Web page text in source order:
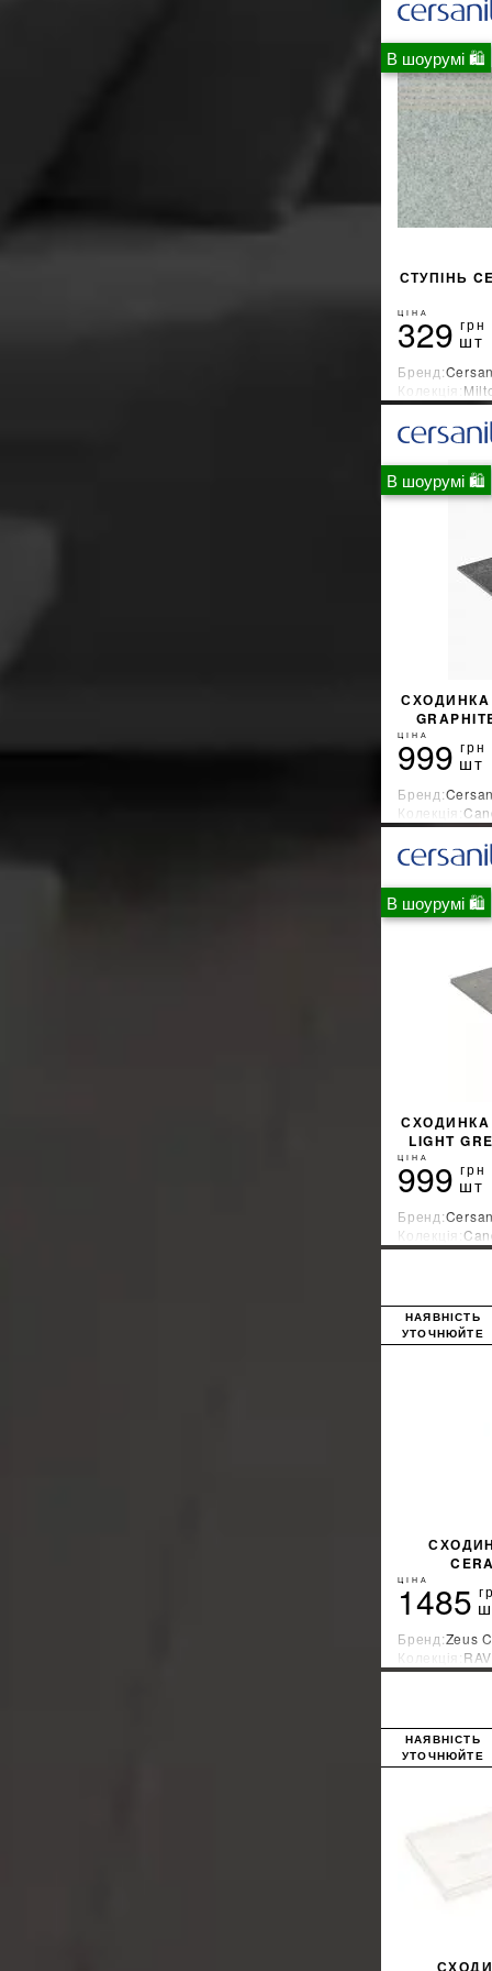
В шоурумі 🛍
СТУПІНЬ
ЦІНА
329 грн
шт
Бренд:
Колекція:
Країна-
В шоурумі 🛍
СХОДИНКA
ЦІНА
999 грн
шт
Бренд:
Колекція:
Країна-
В шоурумі 🛍
СХОДИНКA
LIGHT
ЦІНА
999 грн
шт
Бренд:
Колекція:
Країна-
НАЯВНІСТЬ
УТОЧНЮЙТЕ
ЦІНА
1485
Бренд:Zeus
Колекція:
Країна-
НАЯВНІСТЬ
УТОЧНЮЙТЕ